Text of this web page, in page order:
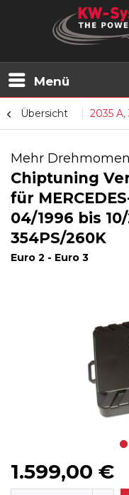
Menü
Übersicht 2035 A,
Mehr
Chiptuning
für
04/1996 bis
354PS/260K
Euro 2 - Euro 3
1.599,00 €